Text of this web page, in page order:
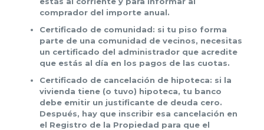
comprador del importe anual.
Certificado de comunidad: si tu piso forma
parte de una comunidad de vecinos, necesitas
un certificado del administrador que acredite
que estás al día en los pagos de las cuotas.
Certificado de cancelación de hipoteca: si la
vivienda tiene (o tuvo) hipoteca, tu banco
debe emitir un justificante de deuda cero.
Después, hay que inscribir esa cancelación en
el Registro de la Propiedad para que el